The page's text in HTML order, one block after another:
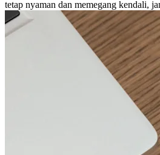
tetap nyaman dan memegang kendali,